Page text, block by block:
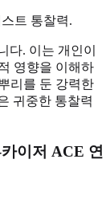
다. 이는 개인이
영향을 이해하
리를 둔 강력한
귀중한 통찰력
이저 ACE 연